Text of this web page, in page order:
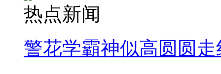
热点新闻
警花学霸神似高圆圆走